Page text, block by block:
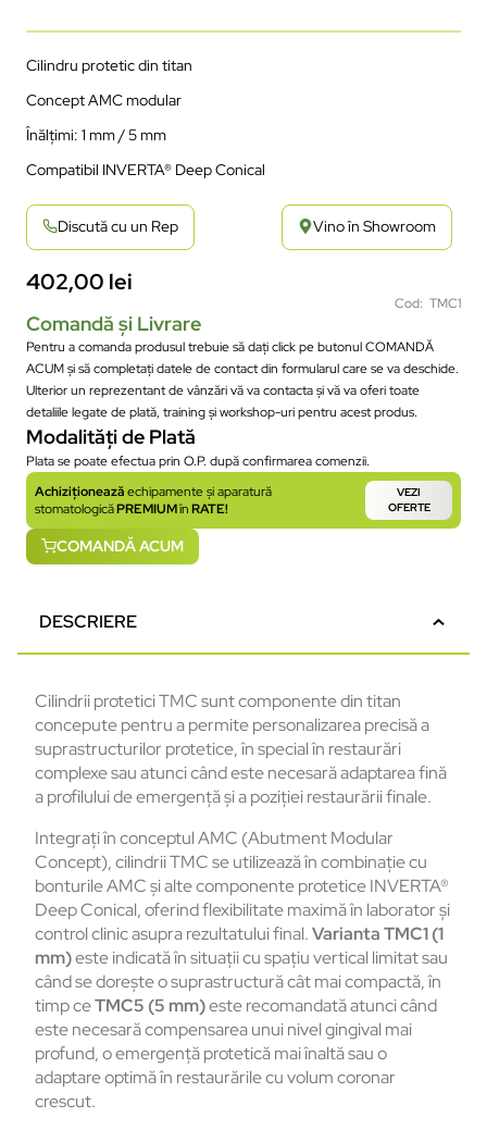
Cilindru protetic din titan
Concept AMC modular
Înălțimi: 1 mm / 5 mm
Compatibil INVERTA® Deep Conical
Discută cu un Rep Vino în Showroom
402,00 lei
Cod: TMC1
Comandă și Livrare
Pentru a comanda produsul trebuie să dați click pe butonul COMANDĂ
ACUM și să completați datele de contact din formularul care se va deschide.
Ulterior un reprezentant de vânzări vă va contacta și vă va oferi toate
detaliile legate de plată, training și workshop-uri pentru acest produs.
Modalități de Plată
Plata se poate efectua prin O.P. după confirmarea comenzii.
Achiziționeazăechipamente și aparatură
stomatologicăPREMIUMînRATE!
VEZI
OFERTE
COMANDĂ ACUM
DESCRIERE
Cilindrii protetici TMC sunt componente din titan
concepute pentru a permite personalizarea precisă a
suprastructurilor protetice,înspecialîn restaurări
complexesauatuncicândestenecesarăadaptareafină
aprofiluluideemergențășiapozițieirestaurăriifinale.
IntegrațiînconceptulAMC (Abutment Modular
Concept),cilindriiTMC seutilizeazăîncombinațiecu
bonturileAMCșialtecomponenteproteticeINVERTA®
Deep Conical,oferindflexibilitatemaximăîn laboratorși
control clinicasuprarezultatuluifinal.VariantaTMC1 (1
mm)esteindicatăînsituațiicuspațiuverticallimitatsau
cândsedoreșteosuprastructurăcâtmaicompactă,în
timpceTMC5 (5 mm)esterecomandatăatuncicând
estenecesarăcompensareaunuinivelgingivalmai
profund, oemergențăproteticămaiînaltăsauo
adaptareoptimăîn restaurărilecuvolumcoronar
crescut.